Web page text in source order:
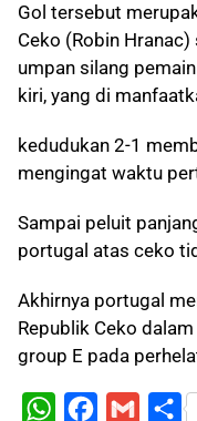
Gol tersebut
Ceko (Robin
umpan silang
kiri, yang di
kedudukan 2-1
mengingat waktu
Sampai peluit
portugal atas ceko
Akhirnya portugal
Republik Ceko
group E pada
W S